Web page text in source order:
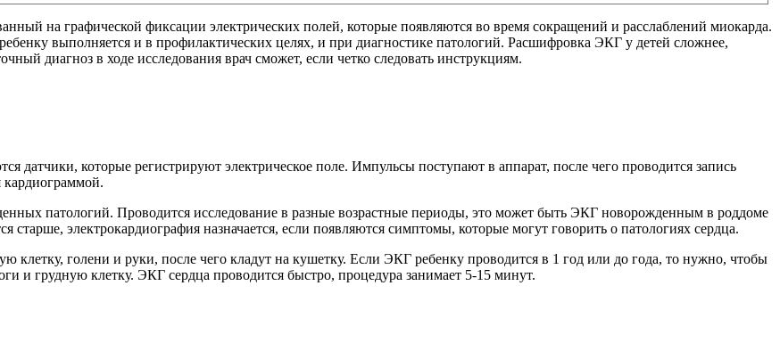
на графической фиксации электрических полей, которые появляются во время сокращений и расслаблений миокарда.
выполняется и в профилактических целях, и при диагностике патологий. Расшифровка ЭКГ у детей сложнее,
диагноз в ходе исследования врач сможет, если четко следовать инструкциям.
датчики, которые регистрируют электрическое поле. Импульсы поступают в аппарат, после чего проводится запись
патологий. Проводится исследование в разные возрастные периоды, это может быть ЭКГ новорожденным в роддоме
электрокардиография назначается, если появляются симптомы, которые могут говорить о патологиях сердца.
клетку, голени и руки, после чего кладут на кушетку. Если ЭКГ ребенку проводится в 1 год или до года, то нужно, чтобы
и грудную клетку. ЭКГ сердца проводится быстро, процедура занимает 5-15 минут.